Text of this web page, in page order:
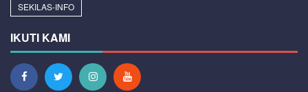
SEKILAS-INFO
IKUTI KAMI